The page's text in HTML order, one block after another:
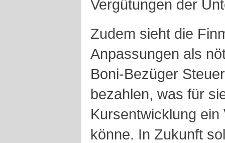
Vergütungen der
Zudem sieht die
Anpassungen als
Boni-Bezüger
bezahlen, was für
Kursentwicklung
könne. In Zukunft